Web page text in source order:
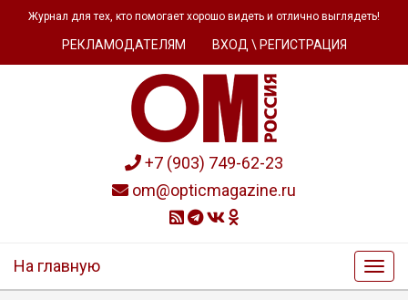
Журнал для тех, кто помогает хорошо видеть и отлично выглядеть!
РЕКЛАМОДАТЕЛЯМ ВХОД \ РЕГИСТРАЦИЯ
+7 (903) 749-62-23
om@opticmagazine.ru
На главную